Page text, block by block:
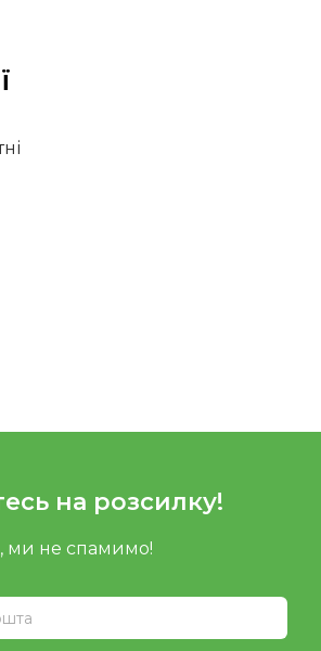
на розсилку!
ми не спамимо!